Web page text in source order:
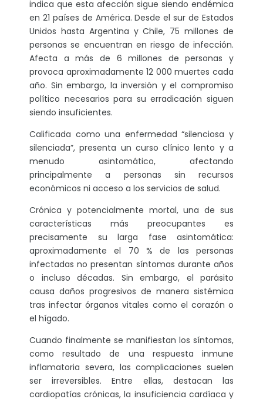
indica que esta afección sigue siendo endémica
en 21 países de América. Desde el sur de Estados
Unidos hasta Argentina y Chile, 75 millones de
personas se encuentran en riesgo de infección.
Afecta a más de 6 millones de personas y
provoca aproximadamente 12 000 muertes cada
año. Sin embargo, la inversión y el compromiso
político necesarios para su erradicación siguen
siendo insuficientes.
Calificada como una enfermedad “silenciosa y
silenciada”, presenta un curso clínico lento y a
menudo asintomático, afectando
principalmente a personas sin recursos
económicos ni acceso a los servicios de salud.
Crónica y potencialmente mortal, una de sus
características más preocupantes es
precisamente su larga fase asintomática:
aproximadamente el 70 % de las personas
infectadas no presentan síntomas durante años
o incluso décadas. Sin embargo, el parásito
causa daños progresivos de manera sistémica
tras infectar órganos vitales como el corazón o
el hígado.
Cuando finalmente se manifiestan los síntomas,
como resultado de una respuesta inmune
inflamatoria severa, las complicaciones suelen
ser irreversibles. Entre ellas, destacan las
cardiopatías crónicas, la insuficiencia cardíaca y